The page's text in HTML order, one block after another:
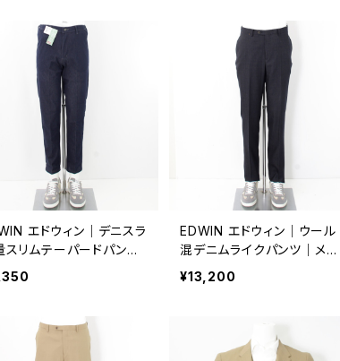
エドウィン｜デニスラ
スリムテーパードパンツ
ンズ edb101 ネイビー
EDWIN エドウィン｜ウール
混デニムライクパンツ｜メン
ズ ビジネス 通年 k80168 ネ
イビー
¥13,200